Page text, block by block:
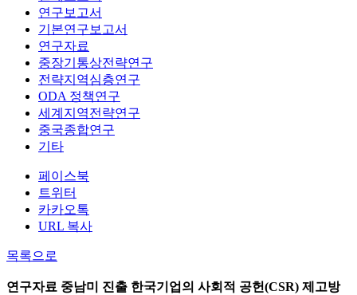
연구보고서
기본연구보고서
연구자료
중장기통상전략연구
전략지역심층연구
ODA 정책연구
세계지역전략연구
중국종합연구
기타
페이스북
트위터
카카오톡
URL 복사
목록으로
연구자료 중남미 진출 한국기업의 사회적 공헌(CSR) 제고방